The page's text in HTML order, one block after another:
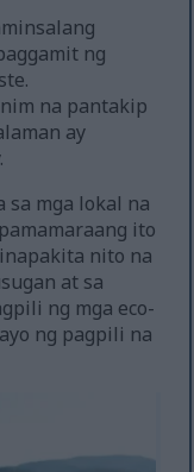
ng
na pantakip
ay
sa mga lokal na
ito
nito na
at sa
ng mga eco-
ng pagpili na